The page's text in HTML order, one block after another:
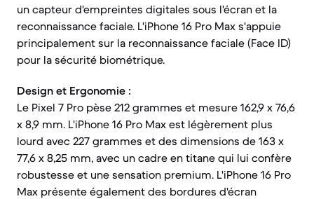
un capteur d'empreintes digitales sous l'écran et la
reconnaissance faciale. L'iPhone 16 Pro Max s'appuie
principalement sur la reconnaissance faciale (Face ID)
pour la sécurité biométrique.
Design et Ergonomie :
Le Pixel 7 Pro pèse 212 grammes et mesure 162,9 x 76,6
x 8,9 mm. L'iPhone 16 Pro Max est légèrement plus
lourd avec 227 grammes et des dimensions de 163 x
77,6 x 8,25 mm, avec un cadre en titane qui lui confère
robustesse et une sensation premium. L'iPhone 16 Pro
Max présente également des bordures d'écran